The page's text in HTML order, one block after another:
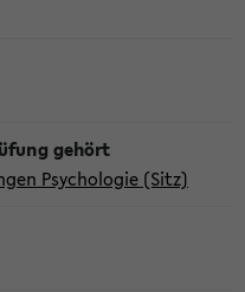
Psychologie (Sitz)